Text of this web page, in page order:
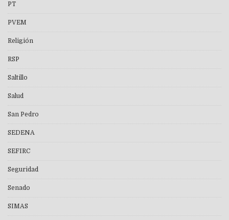
PT
PVEM
Religión
RSP
Saltillo
Salud
San Pedro
SEDENA
SEFIRC
Seguridad
Senado
SIMAS